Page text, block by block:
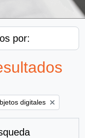
por:
filter:digitales